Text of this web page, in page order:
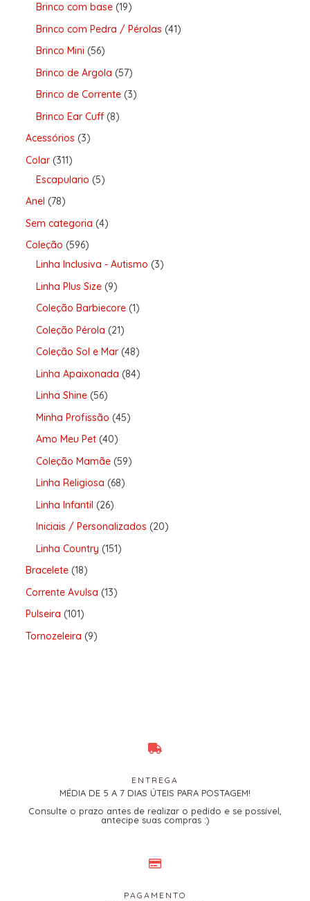
Brinco com base 19
Brinco com Pedra / Pérolas 41
Brinco Mini 56
Brinco de Argola 57
Brinco de Corrente 3
Brinco Ear Cuff 8
Acessórios 3
Colar 311
Escapulario 5
Anel 78
Sem categoria 4
Coleção 596
Linha Inclusiva - Autismo 3
Linha Plus Size 9
Coleção Barbiecore 1
Coleção Pérola 21
Coleção Sol e Mar 48
Linha Apaixonada 84
Linha Shine 56
Minha Profissão 45
Amo Meu Pet 40
Coleção Mamãe 59
Linha Religiosa 68
Linha Infantil 26
Iniciais / Personalizados 20
Linha Country 151
Bracelete 18
Corrente Avulsa 13
Pulseira 101
Tornozeleira 9
ENTREGA
MÉDIA DE 5 A 7 DIAS ÚTEIS PARA POSTAGEM!
Consulte o prazo antes de realizar o pedido e se possível,
antecipe suas compras :)
PAGAMENTO